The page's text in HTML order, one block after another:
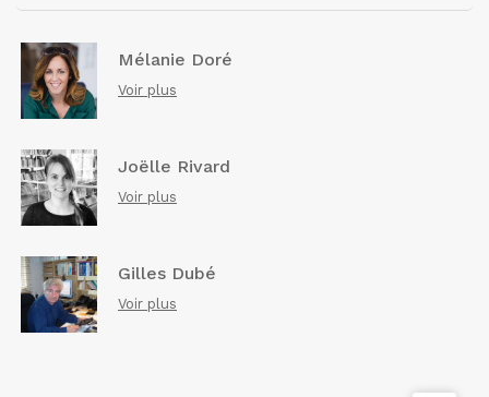
Mélanie Doré
Voir plus
Joëlle Rivard
Voir plus
Gilles Dubé
Voir plus